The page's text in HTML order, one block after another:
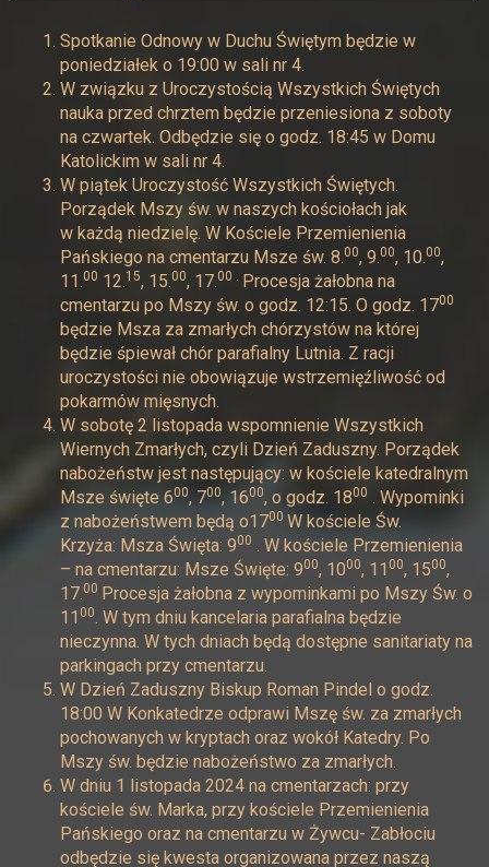
Spotkanie Odnowy w Duchu Świętym będzie w
poniedziałek o 19:00 w sali nr 4.
W związku z Uroczystością Wszystkich Świętych
nauka przed chrztem będzie przeniesiona z soboty
na czwartek. Odbędzie się o godz. 18:45 w Domu
Katolickim w sali nr 4.
W piątek Uroczystość Wszystkich Świętych.
Porządek Mszy św. w naszych kościołach jak
w każdą niedzielę. W Kościele Przemienienia
Pańskiego na cmentarzu Msze św. 8.00, 9.00, 10.00,
11.00 12.15, 15.00, 17.00 . Procesja żałobna na
cmentarzu po Mszy św. o godz. 12:15. O godz. 1700
będzie Msza za zmarłych chórzystów na której
będzie śpiewał chór parafialny Lutnia. Z racji
uroczystości nie obowiązuje wstrzemięźliwość od
pokarmów mięsnych.
W sobotę 2 listopada wspomnienie Wszystkich
Wiernych Zmarłych, czyli Dzień Zaduszny. Porządek
nabożeństw jest następujący: w kościele katedralnym
Msze święte 600, 700, 1600, o godz. 1800 . Wypominki
z nabożeństwem będą o1700 W kościele Św.
Krzyża: Msza Święta: 900 . W kościele Przemienienia
– na cmentarzu: Msze Święte: 900, 1000, 11 00, 1500,
17.00 Procesja żałobna z wypominkami po Mszy Św. o
11 00. W tym dniu kancelaria parafialna będzie
nieczynna. W tych dniach będą dostępne sanitariaty na
parkingach przy cmentarzu.
W Dzień Zaduszny Biskup Roman Pindel o godz.
18:00 W Konkatedrze odprawi Mszę św. za zmarłych
pochowanych w kryptach oraz wokół Katedry. Po
Mszy św. będzie nabożeństwo za zmarłych.
W dniu 1 listopada 2024 na cmentarzach: przy
kościele św. Marka, przy kościele Przemienienia
Pańskiego oraz na cmentarzu w Żywcu- Zabłociu
odbędzie się kwesta organizowana przez naszą